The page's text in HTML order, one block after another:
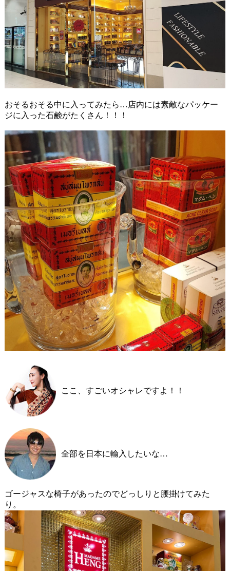
おそるおそる中に入ってみたら…店内には素敵なパッケー
ジに入った石鹸がたくさん！！！
ここ、すごいオシャレですよ！！
全部を日本に輸入したいな…
ゴージャスな椅子があったのでどっしりと腰掛けてみた
り。